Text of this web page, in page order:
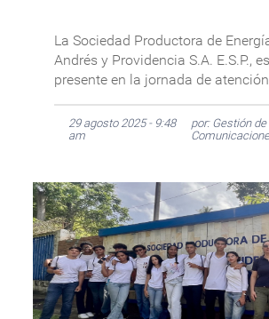
La Sociedad Productora de
Andrés y Providencia S.A. E.S.P.,
presente en la jornada de atención
29 agosto 2025 - 9:48
am
por: Gestión de